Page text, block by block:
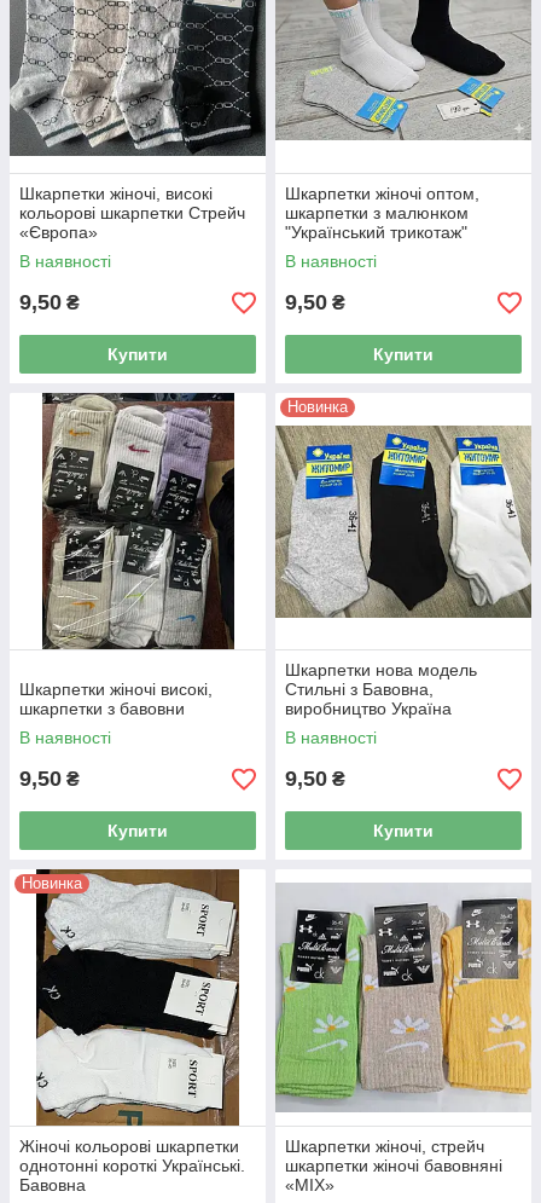
Шкарпетки жіночі, високі
кольорові шкарпетки Стрейч
«Європа»
В наявності
9,50 ₴
Купити
Шкарпетки жіночі оптом,
шкарпетки з малюнком
"Український трикотаж"
В наявності
9,50 ₴
Купити
Шкарпетки жіночі високі,
шкарпетки з бавовни
В наявності
9,50 ₴
Купити
Новинка
Шкарпетки нова модель
Стильні з Бавовна,
виробництво Україна
В наявності
9,50 ₴
Купити
Новинка
Жіночі кольорові шкарпетки
однотонні короткі Українські.
Бавовна
Шкарпетки жіночі, стрейч
шкарпетки жіночі бавовняні
«MIX»